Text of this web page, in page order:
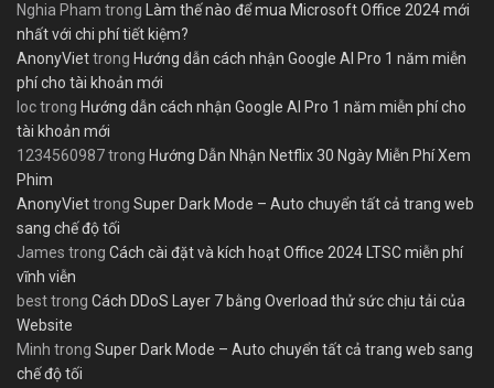
Nghia Pham trong Làm thế nào để mua Microsoft Office 2024 mới
nhất với chi phí tiết kiệm?
AnonyViettrong Hướng dẫn cách nhận Google AI Pro 1 năm miễn
phí cho tài khoản mới
loctrong Hướng dẫn cách nhận Google AI Pro 1 năm miễn phí cho
tài khoản mới
1234560987trong Hướng Dẫn Nhận Netflix 30 Ngày Miễn Phí Xem
Phim
AnonyViettrong Super Dark Mode – Auto chuyển tất cả trang web
sang chế độ tối
James trong Cách cài đặt và kích hoạt Office 2024 LTSC miễn phí
vĩnh viễn
besttrong Cách DDoS Layer 7 bằng Overload thử sức chịu tải của
Website
Minh trong Super Dark Mode – Auto chuyển tất cả trang web sang
chế độ tối